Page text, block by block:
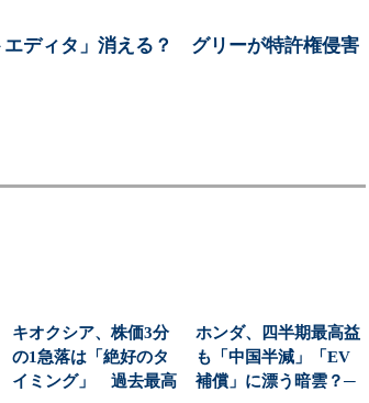
エディタ」消える？ グリーが特許権侵害
キオクシア、株価3分
の1急落は「絶好のタ
イミング」 過去最高
ホンダ、四半期最高益
も「中国半減」「EV
補償」に漂う暗雲？─